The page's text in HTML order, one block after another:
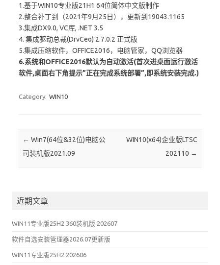
1.基于WIN10专业版21H1 64位简体中文版制作
2.整合补丁到（2021年9月25日），更新到19043.1165
3.集成DX9.0, VC库, .NET 3.5
4. 集成驱动总裁(DrvCeo) 2.7.0.2 正式版
5.集成压缩软件，OFFICE2016，电脑管家，QQ浏览器
6.系统和OFFICE2016默认为自动激活(首次进桌面运行激活
软件,桌面右下角提示”正在完成系统部署”,即系统安装完成.)
Category: WIN10
Post navigation
← Win7(64位&32位)电脑公
司装机版2021.09
WIN10(x64)企业版LTSC
202110 →
近期文章
WIN11专业版25H2 360装机版 202607
软件自选安装管理器2026.07更新版
WIN11专业版25H2 202606